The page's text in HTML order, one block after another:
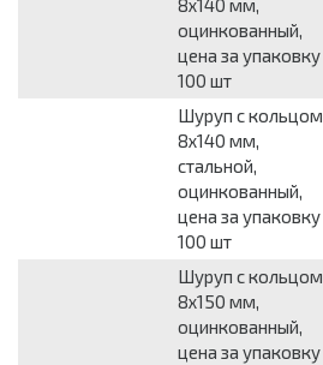
8х140 мм,
оцинкованный,
цена за упаковку
100 шт
Шуруп с кольцом
8х140 мм,
стальной,
оцинкованный,
цена за упаковку
100 шт
Шуруп с кольцом
8х150 мм,
оцинкованный,
цена за упаковку